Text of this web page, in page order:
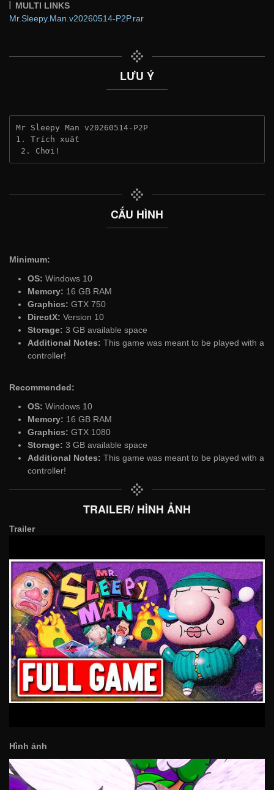
MULTI LINKS
Mr.Sleepy.Man.v20260514-P2P.rar
LƯU Ý
Mr Sleepy Man v20260514-P2P
1. Trích xuất
2. Chơi!
CẤU HÌNH
Minimum:
OS: Windows 10
Memory: 16 GB RAM
Graphics: GTX 750
DirectX: Version 10
Storage: 3 GB available space
Additional Notes: This game was meant to be played with a
controller!
Recommended:
OS: Windows 10
Memory: 16 GB RAM
Graphics: GTX 1080
Storage: 3 GB available space
Additional Notes: This game was meant to be played with a
controller!
TRAILER/ HÌNH ẢNH
Trailer
Hình ảnh